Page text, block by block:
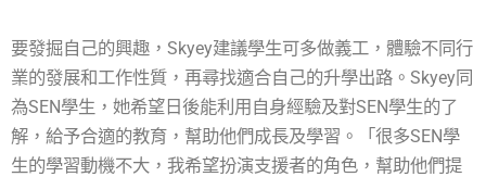
要發掘自己的興趣，Skyey建議學生可多做義工，體驗不同行
業的發展和工作性質，再尋找適合自己的升學出路。Skyey同
為SEN學生，她希望日後能利用自身經驗及對SEN學生的了
解，給予合適的教育，幫助他們成長及學習。「很多SEN學
生的學習動機不大，我希望扮演支援者的角色，幫助他們提